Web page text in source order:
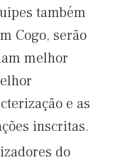
também
Cogo, serão
melhor
e as
inscritas.
do